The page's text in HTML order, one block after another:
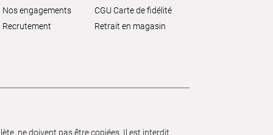
Nos engagements
Recrutement
CGU Carte de fidélité
Retrait en magasin
ne doivent pas être copiées. Il est interdit